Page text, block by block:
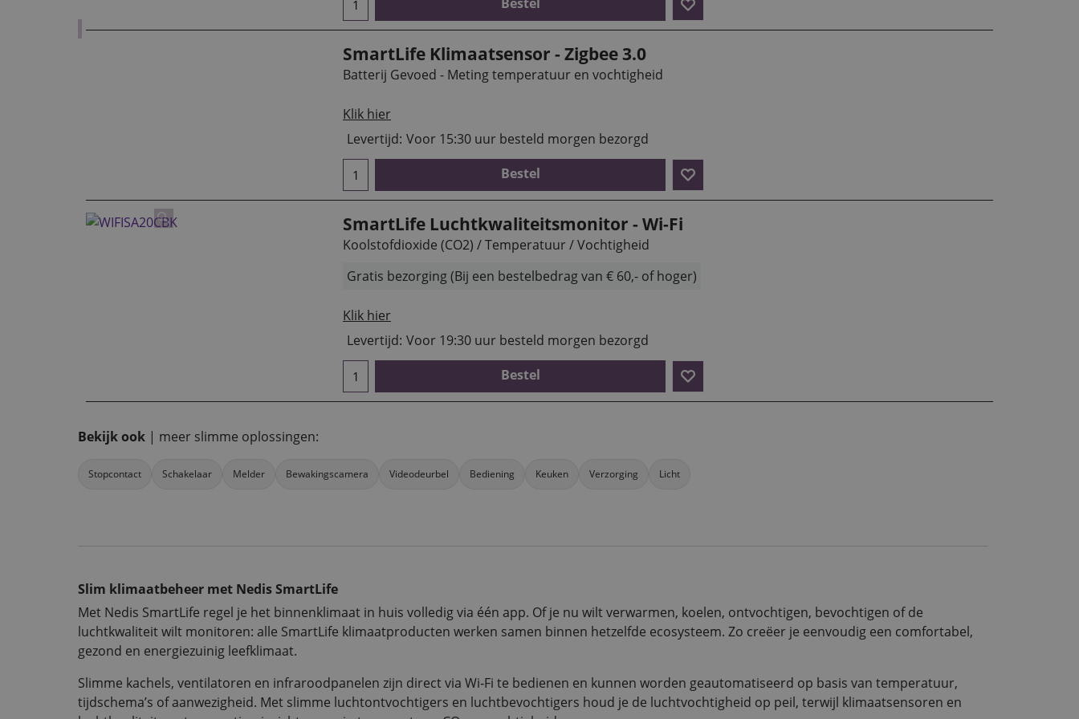
SmartLife Klimaatsensor - Zigbee 3.0
Batterij Gevoed - Meting temperatuur en vochtigheid
Klik hier
Levertijd: Voor 15:30 uur besteld morgen bezorgd
Bestel
SmartLife Luchtkwaliteitsmonitor - Wi-Fi
Koolstofdioxide (CO2) / Temperatuur / Vochtigheid
Gratis bezorging (Bij een bestelbedrag van € 60,- of hoger)
Klik hier
Levertijd: Voor 19:30 uur besteld morgen bezorgd
Bestel
Bekijk ook | meer slimme oplossingen:
Stopcontact Schakelaar Melder Bewakingscamera Videodeurbel Bediening Keuken Verzorging Licht
Slim klimaatbeheer met Nedis SmartLife
Met Nedis SmartLife regel je het binnenklimaat in huis volledig via één app. Of je nu wilt verwarmen, koelen, ontvochtigen, bevochtigen of de
luchtkwaliteit wilt monitoren: alle SmartLife klimaatproducten werken samen binnen hetzelfde ecosysteem. Zo creëer je eenvoudig een comfortabel,
gezond en energiezuinig leefklimaat.
Slimme kachels, ventilatoren en infraroodpanelen zijn direct via Wi‑Fi te bedienen en kunnen worden geautomatiseerd op basis van temperatuur,
tijdschema’s of aanwezigheid. Met slimme luchtontvochtigers en luchtbevochtigers houd je de luchtvochtigheid op peil, terwijl klimaatsensoren en